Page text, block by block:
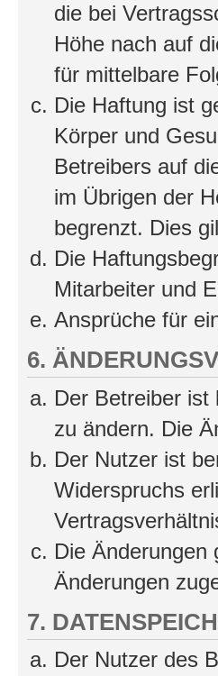
die bei
Höhe nach auf
für mittelbare
Die Haftung ist
Körper und
Betreibers auf
im Übrigen der
begrenzt. Dies
Die
Mitarbeiter und
Ansprüche für
6.
Der Betreiber ist
zu ändern. Die
Der Nutzer ist
Widerspruchs
Die Änderungen
Änderungen
7.
Der Nutzer des